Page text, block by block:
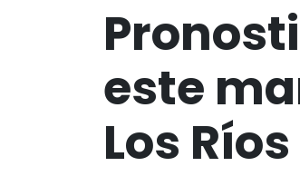
este
Los Ríos